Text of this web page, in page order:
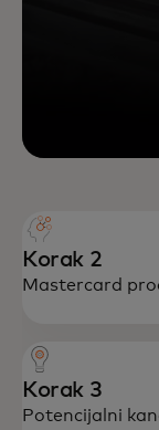
Korak 2
Mastercard
Korak 3
Potencijalni